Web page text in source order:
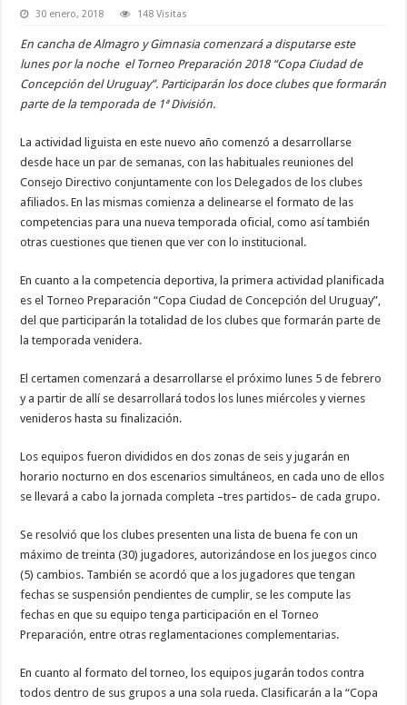
30 enero, 2018 148 Visitas
En cancha de Almagro y Gimnasia comenzará a disputarse este
lunes por la noche el Torneo Preparación 2018 “Copa Ciudad de
Concepción del Uruguay”. Participarán los doce clubes que formarán
parte de la temporada de 1ª División.
La actividad liguista en este nuevo año comenzó a desarrollarse
desde hace un par de semanas, con las habituales reuniones del
Consejo Directivo conjuntamente con los Delegados de los clubes
afiliados. En las mismas comienza a delinearse el formato de las
competencias para una nueva temporada oficial, como así también
otras cuestiones que tienen que ver con lo institucional.
En cuanto a la competencia deportiva, la primera actividad planificada
es el Torneo Preparación “Copa Ciudad de Concepción del Uruguay”,
del que participarán la totalidad de los clubes que formarán parte de
la temporada venidera.
El certamen comenzará a desarrollarse el próximo lunes 5 de febrero
y a partir de allí se desarrollará todos los lunes miércoles y viernes
venideros hasta su finalización.
Los equipos fueron divididos en dos zonas de seis y jugarán en
horario nocturno en dos escenarios simultáneos, en cada uno de ellos
se llevará a cabo la jornada completa –tres partidos– de cada grupo.
Se resolvió que los clubes presenten una lista de buena fe con un
máximo de treinta (30) jugadores, autorizándose en los juegos cinco
(5) cambios. También se acordó que a los jugadores que tengan
fechas se suspensión pendientes de cumplir, se les compute las
fechas en que su equipo tenga participación en el Torneo
Preparación, entre otras reglamentaciones complementarias.
En cuanto al formato del torneo, los equipos jugarán todos contra
todos dentro de sus grupos a una sola rueda. Clasificarán a la “Copa